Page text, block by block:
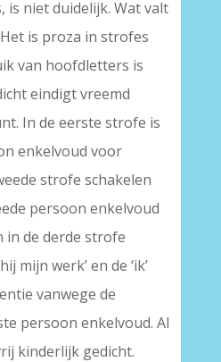
is niet duidelijk. Wat valt
is proza in strofes
van hoofdletters is
eindigt vreemd
In de eerste strofe is
enkelvoud voor
strofe schakelen
persoon enkelvoud
in de derde strofe
mijn werk’ en de ‘ik’
vanwege de
persoon enkelvoud. Al
kinderlijk gedicht.